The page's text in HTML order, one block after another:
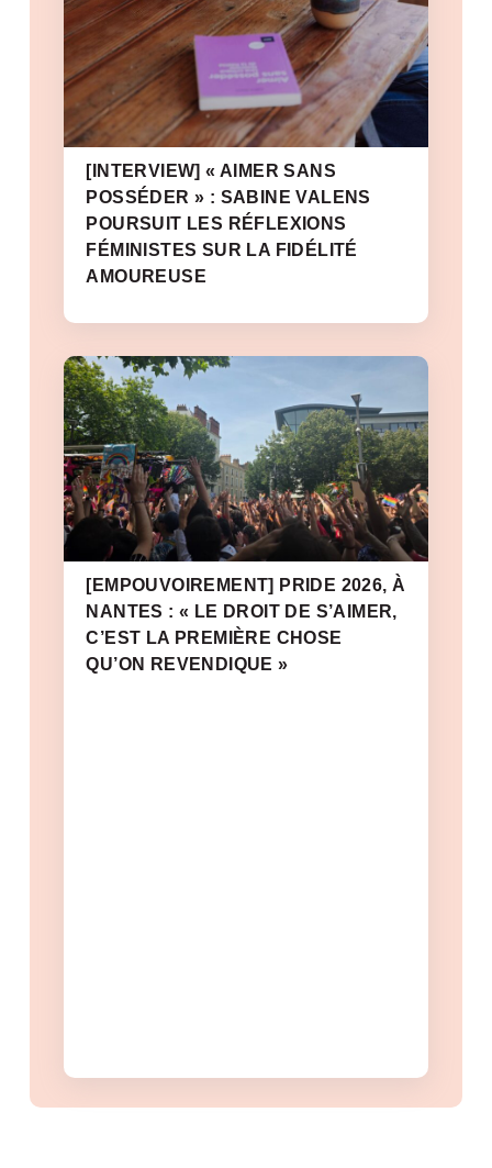
[INTERVIEW] « AIMER SANS
POSSÉDER » : SABINE VALENS
POURSUIT LES RÉFLEXIONS
FÉMINISTES SUR LA FIDÉLITÉ
AMOUREUSE
[EMPOUVOIREMENT] PRIDE 2026, À
NANTES : « LE DROIT DE S’AIMER,
C’EST LA PREMIÈRE CHOSE
QU’ON REVENDIQUE »